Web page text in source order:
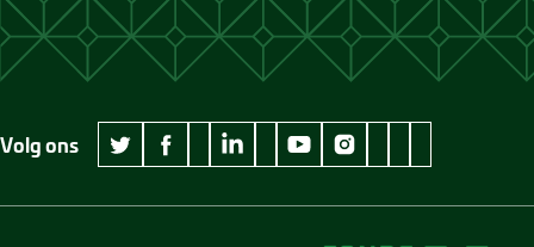
Volg ons
twitter Museum Jan Cunen
facebook Museum Jan Cunen
wikipedia Museum Jan Cunen
linkedin Museum Jan Cunen
googleplus Museum Jan Cunen
youtube Museum Jan Cunen
instagram Museum